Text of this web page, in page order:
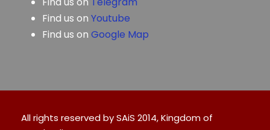
Find us on Youtube
Find us on Google Map
All rights reserved by SAiS 2014, Kingdom of